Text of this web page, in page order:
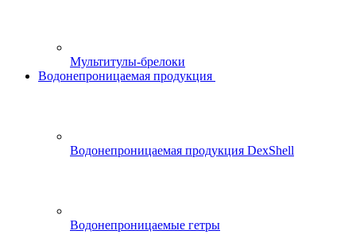
Мультитулы-брелоки
Водонепроницаемая продукция
Водонепроницаемая продукция DexShell
Водонепроницаемые гетры